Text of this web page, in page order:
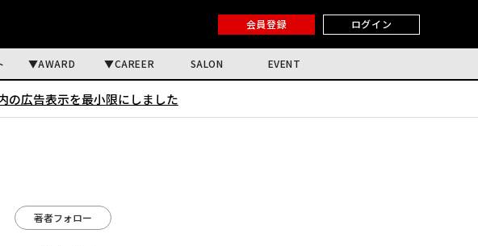
会員登録 ログイン
AWARD CAREER SALON EVENT
の広告表示を最小限にしました
著者フォロー